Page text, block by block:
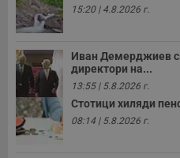
15:20 | 4.8.2026 г.
Иван Демерджиев
директори на...
13:55 | 5.8.2026 г.
Стотици хиляди
08:14 | 5.8.2026 г.